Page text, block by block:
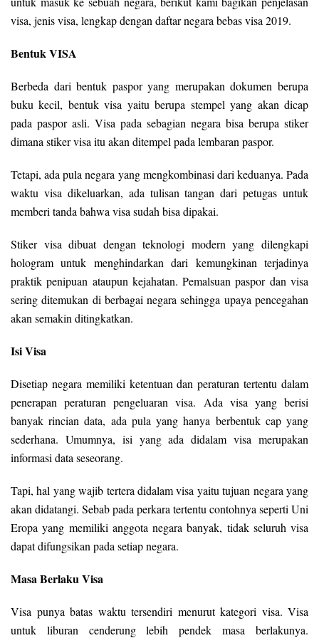
visa, jenis visa, lengkap dengan daftar negara bebas visa 2019.
Bentuk VISA
Berbeda dari bentuk paspor yang merupakan dokumen berupa
buku kecil, bentuk visa yaitu berupa stempel yang akan dicap
pada paspor asli. Visa pada sebagian negara bisa berupa stiker
dimana stiker visa itu akan ditempel pada lembaran paspor.
Tetapi, ada pula negara yang mengkombinasi dari keduanya. Pada
waktu visa dikeluarkan, ada tulisan tangan dari petugas untuk
memberi tanda bahwa visa sudah bisa dipakai.
Stiker visa dibuat dengan teknologi modern yang dilengkapi
hologram untuk menghindarkan dari kemungkinan terjadinya
praktik penipuan ataupun kejahatan. Pemalsuan paspor dan visa
sering ditemukan di berbagai negara sehingga upaya pencegahan
akan semakin ditingkatkan.
Isi Visa
Disetiap negara memiliki ketentuan dan peraturan tertentu dalam
penerapan peraturan pengeluaran visa. Ada visa yang berisi
banyak rincian data, ada pula yang hanya berbentuk cap yang
sederhana. Umumnya, isi yang ada didalam visa merupakan
informasi data seseorang.
Tapi, hal yang wajib tertera didalam visa yaitu tujuan negara yang
akan didatangi. Sebab pada perkara tertentu contohnya seperti Uni
Eropa yang memiliki anggota negara banyak, tidak seluruh visa
dapat difungsikan pada setiap negara.
Masa Berlaku Visa
Visa punya batas waktu tersendiri menurut kategori visa. Visa
untuk liburan cenderung lebih pendek masa berlakunya.